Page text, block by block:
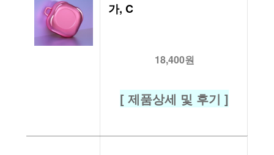
가, C
18,400원
[ 제품상세 및 후기 ]